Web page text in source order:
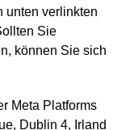
unten verlinkten
Sie
können Sie sich
Meta Platforms
Dublin 4, Irland